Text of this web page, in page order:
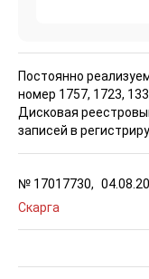
Постоянно
номер 1757, 1723,
Дисковая
записей в
№ 17017730,
Скарга